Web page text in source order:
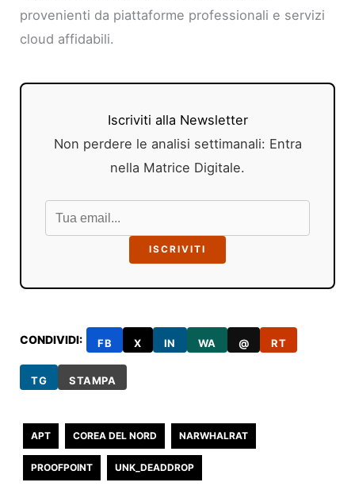
provenienti da piattaforme professionali e servizi
cloud affidabili.
Iscriviti alla Newsletter
Non perdere le analisi settimanali: Entra
nella Matrice Digitale.
ISCRIVITI
CONDIVIDI: FB X IN WA @ RT
TG STAMPA
APT COREA DEL NORD NARWHALRAT
PROOFPOINT UNK_DEADDROP